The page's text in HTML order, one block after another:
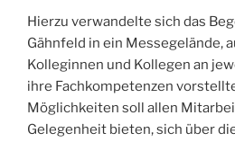
Hierzu verwandelte sich das
Gähnfeld in ein Messegelände,
Kolleginnen und Kollegen an
ihre Fachkompetenzen
Möglichkeiten soll allen
Gelegenheit bieten, sich über